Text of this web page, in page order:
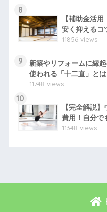
8
【補助金活
安く抑えるコ
11856 views
9
新築やリフォームに縁
使われる「十二直」とは
11748 views
10
【完全解説
費用！自分で
11348 views